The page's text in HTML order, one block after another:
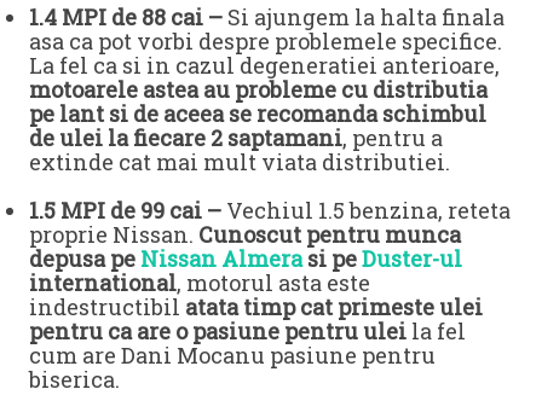
1.4 MPI de 88 cai – Si ajungem la halta finala
asa ca pot vorbi despre problemele specifice.
La fel ca si in cazul degeneratiei anterioare,
motoarele astea au probleme cu distributia
pe lant si de aceea se recomanda schimbul
de ulei la fiecare 2 saptamani, pentru a
extinde cat mai mult viata distributiei.
1.5 MPI de 99 cai – Vechiul 1.5 benzina, reteta
proprie Nissan. Cunoscut pentru munca
depusa pe Nissan Almerasi peDuster-ul
international, motorul asta este
indestructibil atata timp cat primeste ulei
pentru ca are o pasiune pentru ulei la fel
cum are Dani Mocanu pasiune pentru
biserica.